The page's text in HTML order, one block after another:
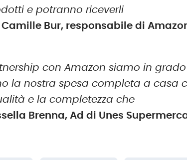
e potranno riceverli
Camille Bur, responsabile di
con Amazon siamo in
la nostra spesa completa a casa
e la completezza che
Brenna, Ad di Unes